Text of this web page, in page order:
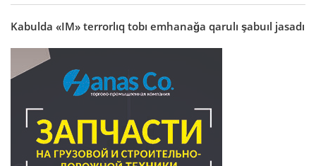
Kabulda «IM» terrorlıq tobı emhanağa qarulı şabuıl jasadı